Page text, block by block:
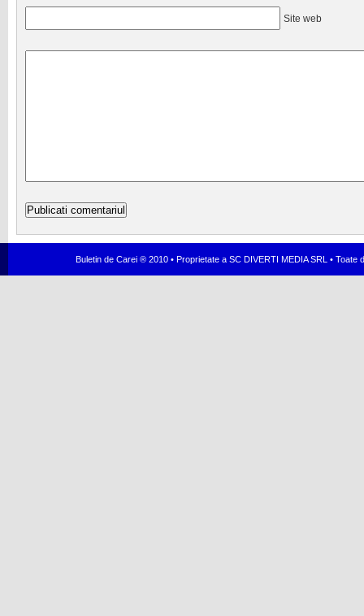
Site web
Buletin de Carei ® 2010 • Proprietate a SC DIVERTI MEDIA SRL •